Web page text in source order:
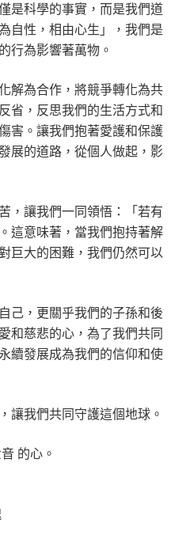
是科學的事實，而是我們道
自性，相由心生」，我們是
行為影響著萬物。
解為合作，將競爭轉化為共
省，反思我們的生活方式和
害。讓我們抱著愛護和保護
展的道路，從個人做起，影
，讓我們一同領悟：「若有
這意味著，當我們抱持著解
巨大的困難，我們仍然可以
己，更關乎我們的子孫和後
和慈悲的心，為了我們共同
續發展成為我們的信仰和使
讓我們共同守護這個地球。
的心。